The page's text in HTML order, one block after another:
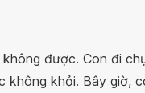
không được. Con đi
không khỏi. Bây giờ,